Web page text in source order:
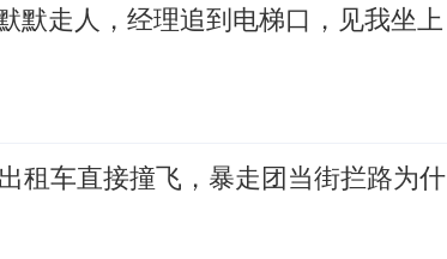
默走人，经理追到电梯口，见我坐上
租车直接撞飞，暴走团当街拦路为什